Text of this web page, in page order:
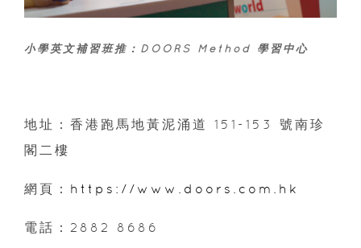
小學英文補習班推：DOORS Method 學習中心
地址：香港跑馬地黃泥涌道 151-153 號南珍
閣二樓
網頁： https://www.doors.com.hk
電話：2882 8686